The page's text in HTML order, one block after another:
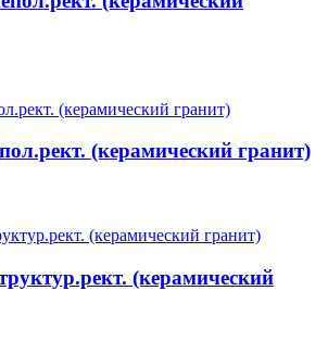
(керамический гранит)
(керамический